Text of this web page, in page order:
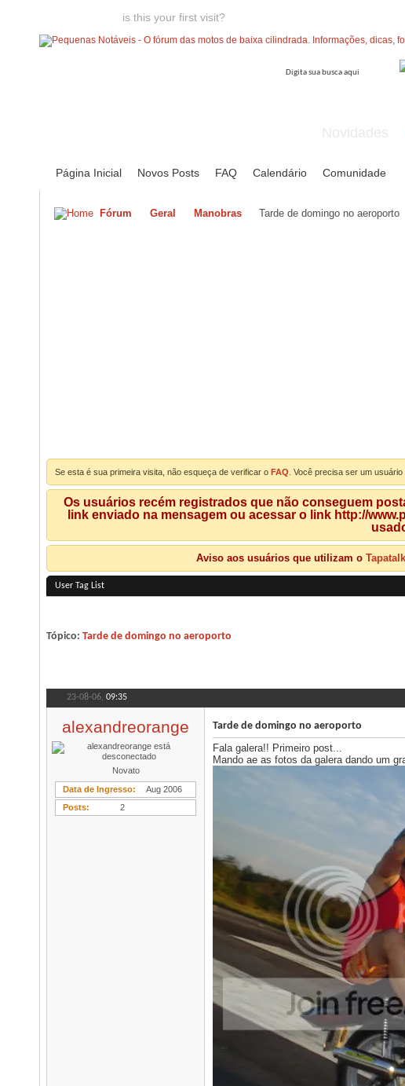
is this your first visit?
Página Inicial Novos Posts FAQ Calendário Comunidade
Fórum Geral Manobras Tarde de domingo no aeroporto
Se esta é sua primeira visita, não esqueça de verificar o FAQ . Você precisa ser um
Os usuários recém registrados que não conseguem
link enviado na mensagem ou acessar o link http://
Aviso aos usuários que utilizam o Tapatalk
User Tag List
Tópico: Tarde de domingo no aeroporto
23-08-06, 09:35
alexandreorange
Novato
Data de Ingresso
Aug 2006
Posts
2
Tarde de domingo no aeroporto
Fala galera!! Primeiro post...
Mando ae as fotos da galera dando um